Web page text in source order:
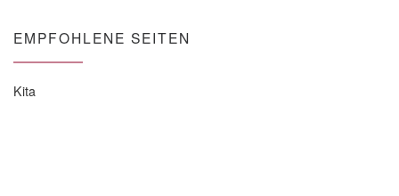
EMPFOHLENE SEITEN
Kita